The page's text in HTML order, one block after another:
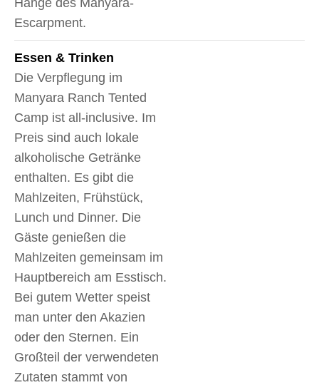
Hänge des Manyara-
Escarpment.
Essen & Trinken
Die Verpflegung im
Manyara Ranch Tented
Camp ist all-inclusive. Im
Preis sind auch lokale
alkoholische Getränke
enthalten. Es gibt die
Mahlzeiten, Frühstück,
Lunch und Dinner. Die
Gäste genießen die
Mahlzeiten gemeinsam im
Hauptbereich am Esstisch.
Bei gutem Wetter speist
man unter den Akazien
oder den Sternen. Ein
Großteil der verwendeten
Zutaten stammt von